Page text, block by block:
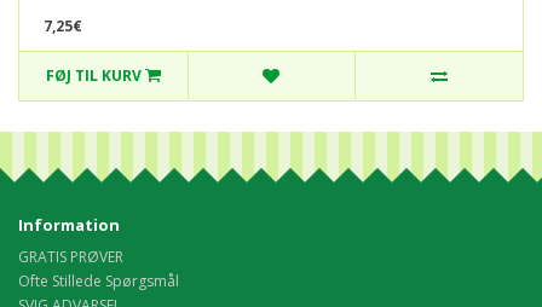
7,25€
FØJ TIL KURV
Information
GRATIS PRØVER
Ofte Stillede Spørgsmål